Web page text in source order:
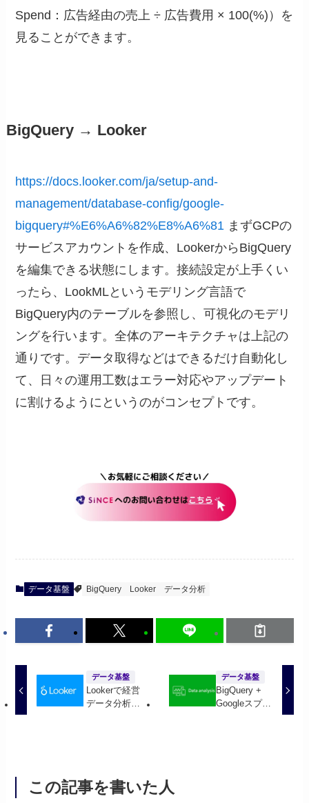
Spend：広告経由の売上 ÷ 広告費用 × 100(%)）を
見ることができます。
BigQuery → Looker
https://docs.looker.com/ja/setup-and-
management/database-config/google-
bigquery#%E6%A6%82%E8%A6%81 まずGCPの
サービスアカウントを作成、LookerからBigQuery
を編集できる状態にします。接続設定が上手くい
ったら、LookMLというモデリング言語で
BigQuery内のテーブルを参照し、可視化のモデリ
ングを行います。全体のアーキテクチャは上記の
通りです。データ取得などはできるだけ自動化し
て、日々の運用工数はエラー対応やアップデート
に割けるようにというのがコンセプトです。
データ基盤 BigQuery Looker データ分析
データ基盤
Lookerで経営
データ分析！
データ基盤
BigQuery +
Googleスプレ
この記事を書いた人